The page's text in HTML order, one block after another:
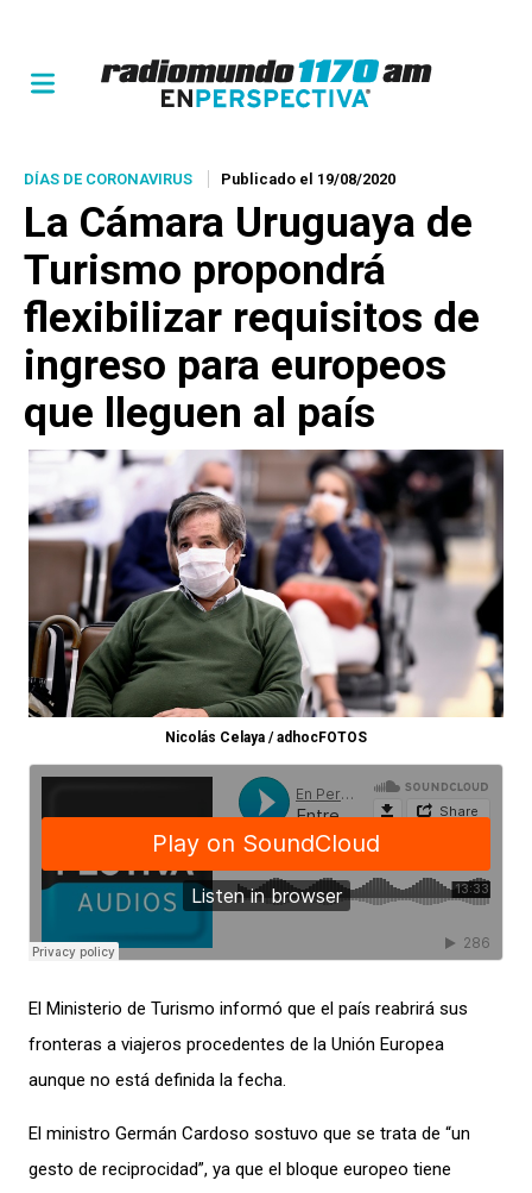
DÍAS DE CORONAVIRUS Publicado el 19/08/2020
La Cámara Uruguaya de
Turismo propondrá
flexibilizar requisitos de
ingreso para europeos
que lleguen al país
Nicolás Celaya / adhocFOTOS
El Ministerio de Turismo informó que el país reabrirá sus
fronteras a viajeros procedentes de la Unión Europea
aunque no está definida la fecha.
El ministro Germán Cardoso sostuvo que se trata de “un
gesto de reciprocidad”, ya que el bloque europeo tiene